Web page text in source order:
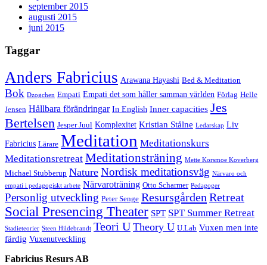
september 2015
augusti 2015
juni 2015
Taggar
Anders Fabricius Arawana Hayashi Bed & Meditation
Bok Dzogchen Empati Empati det som håller samman världen Förlag Helle
Jensen Hållbara förändringar In English Inner capacities Jes
Bertelsen Jesper Juul Komplexitet Kristian Stålne Ledarskap Liv
Fabricius Lärare Meditation Meditationskurs
Meditationsretreat Meditationsträning Mette Korsmoe Koverberg
Michael Stubberup Nature Nordisk meditationsväg Närvaro och
empati i pedagogiskt arbete Närvaroträning Otto Scharmer Pedagoger
Personlig utveckling Peter Senge Resursgården Retreat
Social Presencing Theater SPT SPT Summer Retreat
Stadieteorier Steen Hildebrandt Teori U Theory U U.Lab Vuxen men inte
färdig Vuxenutveckling
Fabricius Resurs AB